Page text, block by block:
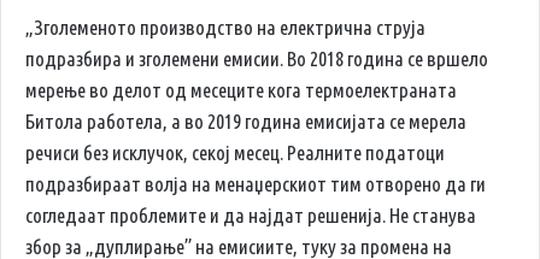
„Зголеменото производство на електрична струја
подразбира и зголемени емисии. Во 2018 година се вршело
мерење во делот од месеците кога термоелектраната
Битола работела, а во 2019 година емисијата се мерела
речиси без исклучок, секој месец. Реалните податоци
подразбираат волја на менаџерскиот тим отворено да ги
согледаат проблемите и да најдат решенија. Не станува
збор за „дуплирање” на емисиите, туку за промена на